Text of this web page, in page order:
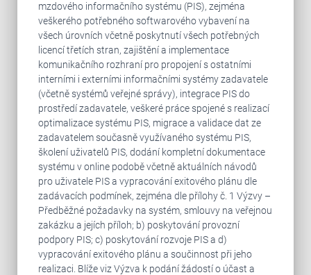
mzdového informačního systému (PIS), zejména
veškerého potřebného softwarového vybavení na
všech úrovních včetně poskytnutí všech potřebných
licencí třetích stran, zajištění a implementace
komunikačního rozhraní pro propojení s ostatními
interními i externími informačními systémy zadavatele
(včetně systémů veřejné správy), integrace PIS do
prostředí zadavatele, veškeré práce spojené s realizací
optimalizace systému PIS, migrace a validace dat ze
zadavatelem současně využívaného systému PIS,
školení uživatelů PIS, dodání kompletní dokumentace
systému v online podobě včetně aktuálních návodů
pro uživatele PIS a vypracování exitového plánu dle
zadávacích podmínek, zejména dle přílohy č. 1 Výzvy –
Předběžné požadavky na systém, smlouvy na veřejnou
zakázku a jejích příloh; b) poskytování provozní
podpory PIS; c) poskytování rozvoje PIS a d)
vypracování exitového plánu a součinnost při jeho
realizaci. Blíže viz Výzva k podání žádostí o účast a